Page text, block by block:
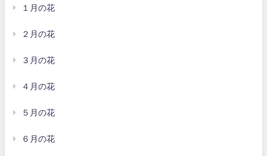
１月の花
２月の花
３月の花
４月の花
５月の花
６月の花